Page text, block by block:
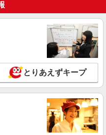
ッフ（接客・調理・清掃な
平4-40-1
詳細を見る
とりあえずキープ